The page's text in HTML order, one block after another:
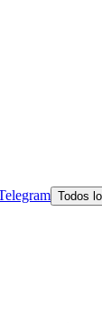
Todos